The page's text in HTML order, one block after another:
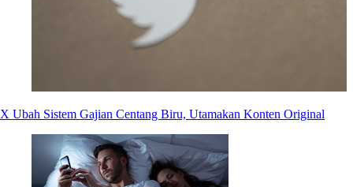
X Ubah Sistem Gajian Centang Biru, Utamakan Konten Original